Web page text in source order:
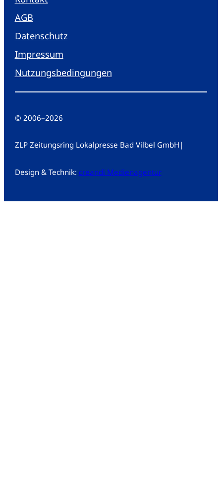
AGB
Datenschutz
Impressum
Nutzungsbedingungen
© 2006–2026
ZLP Zeitungsring Lokalpresse Bad Vilbel GmbH |
Design & Technik: creandi Medienagentur